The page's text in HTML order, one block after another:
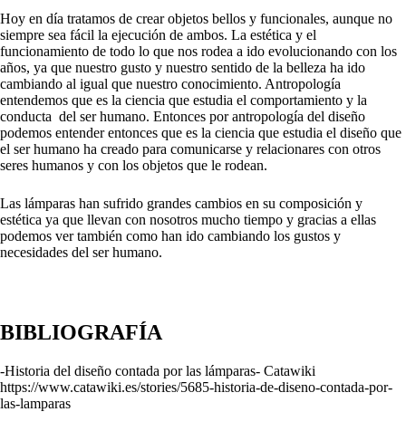
Hoy en día tratamos de crear objetos bellos y funcionales, aunque no
siempre sea fácil la ejecución de ambos. La estética y el
funcionamiento de todo lo que nos rodea a ido evolucionando con los
años, ya que nuestro gusto y nuestro sentido de la belleza ha ido
cambiando al igual que nuestro conocimiento. Antropología
entendemos que es la ciencia que estudia el comportamiento y la
conducta del ser humano. Entonces por antropología del diseño
podemos entender entonces que es la ciencia que estudia el diseño que
el ser humano ha creado para comunicarse y relacionares con otros
seres humanos y con los objetos que le rodean.
Las lámparas han sufrido grandes cambios en su composición y
estética ya que llevan con nosotros mucho tiempo y gracias a ellas
podemos ver también como han ido cambiando los gustos y
necesidades del ser humano.
BIBLIOGRAFÍA
-Historia del diseño contada por las lámparas- Catawiki
https://www.catawiki.es/stories/5685-historia-de-diseno-contada-por-
las-lamparas